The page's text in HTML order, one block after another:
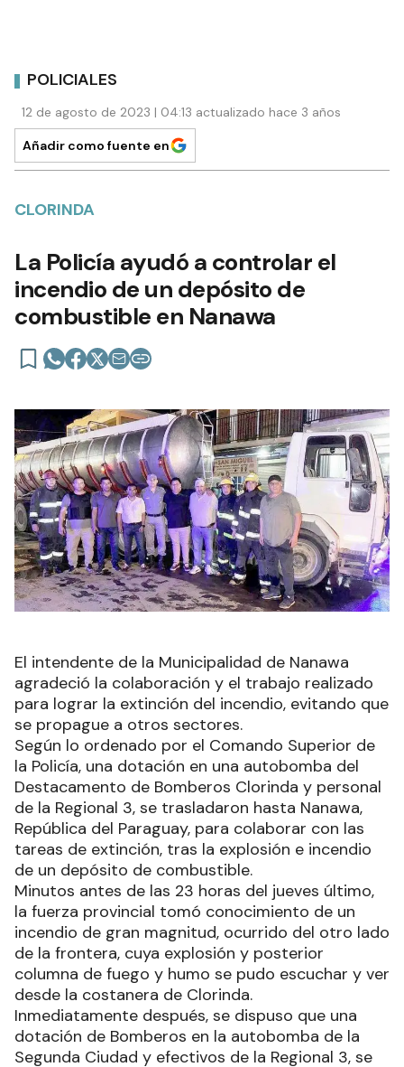
POLICIALES
12 de agosto de 2023 | 04:13 actualizado hace 3 años
Añadir como fuente en
CLORINDA
La Policía ayudó a controlar el
incendio de un depósito de
combustible en Nanawa
El intendente de la Municipalidad de Nanawa
agradeció la colaboración y el trabajo realizado
para lograr la extinción del incendio, evitando que
se propague a otros sectores.
Según lo ordenado por el Comando Superior de
la Policía, una dotación en una autobomba del
Destacamento de Bomberos Clorinda y personal
de la Regional 3, se trasladaron hasta Nanawa,
República del Paraguay, para colaborar con las
tareas de extinción, tras la explosión e incendio
de un depósito de combustible.
Minutos antes de las 23 horas del jueves último,
la fuerza provincial tomó conocimiento de un
incendio de gran magnitud, ocurrido del otro lado
de la frontera, cuya explosión y posterior
columna de fuego y humo se pudo escuchar y ver
desde la costanera de Clorinda.
Inmediatamente después, se dispuso que una
dotación de Bomberos en la autobomba de la
Segunda Ciudad y efectivos de la Regional 3, se